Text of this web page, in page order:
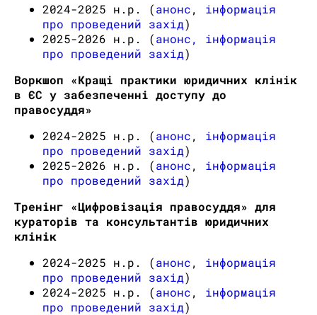
2024-2025 н.р. (анонс, інформація
про проведений захід)
2025-2026 н.р. (анонс,
інформація
про проведений захід)
Воркшоп «Кращі практики юридичних клінік
в ЄС у забезпеченні доступу до
правосуддя»
2024-2025 н.р. (анонс, інформація
про проведений захід)
2025-2026 н.р. (анонс, інформація
про проведений захід)
Тренінг «Цифровізація правосуддя» для
кураторів та консультантів юридичних
клінік
2024-2025 н.р. (анонс, інформація
про проведений захід)
2024-2025 н.р. (анонс, інформація
про проведений захід)